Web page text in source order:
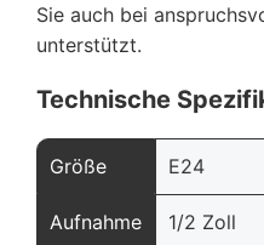
Sie auch bei
unterstützt.
Technische
Größe E24
Aufnahme 1/2 Zoll